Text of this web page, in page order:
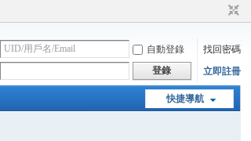
自動登錄
找回密碼
登錄 立即註冊
快捷導航